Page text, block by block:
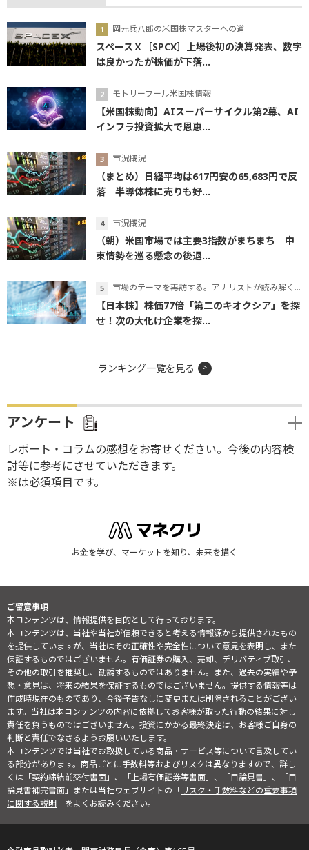
岡元兵八郎の米国株マスターへの道
スペースＸ［SPCX］上場後初の決算発表、数字
は良かったが株価が下落...
モトリーフール米国株情報
【米国株動向】AIスーパーサイクル第2幕、AI
インフラ投資拡大で恩恵...
市況概況
（まとめ）日経平均は617円安の65,683円で反
落 半導体株に売りも好...
市況概況
（朝）米国市場では主要3指数がまちまち 中
東情勢を巡る懸念の後退...
市場のテーマを再訪する。アナリストが読み解くテーマの本質
【日本株】株価77倍「第二のキオクシア」を探
せ！次の大化け企業を探...
ランキング一覧を見る
アンケート
レポート・コラムの感想をお寄せください。今後の内容検
討等に参考にさせていただきます。
※は必須項目です。
お金を学び、マーケットを知り、未来を描く
ご留意事項
本コンテンツは、情報提供を目的として行っております。
本コンテンツは、当社や当社が信頼できると考える情報源から提供されたもの
を提供していますが、当社はその正確性や完全性について意見を表明し、また
保証するものではございません。有価証券の購入、売却、デリバティブ取引、
その他の取引を推奨し、勧誘するものではありません。また、過去の実績や予
想・意見は、将来の結果を保証するものではございません。提供する情報等は
作成時現在のものであり、今後予告なしに変更または削除されることがござい
ます。当社は本コンテンツの内容に依拠してお客様が取った行動の結果に対し
責任を負うものではございません。投資にかかる最終決定は、お客様ご自身の
判断と責任でなさるようお願いいたします。
本コンテンツでは当社でお取扱している商品・サービス等について言及してい
る部分があります。商品ごとに手数料等およびリスクは異なりますので、詳し
くは「契約締結前交付書面」、「上場有価証券等書面」、「目論見書」、「目
論見書補完書面」または当社ウェブサイトの「リスク・手数料などの重要事項
に関する説明」をよくお読みください。